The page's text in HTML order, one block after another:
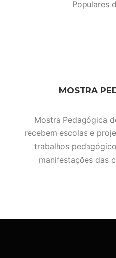
Populares
MOSTRA
Mostra Pedagógica
recebem escolas e
trabalhos
manifestações das